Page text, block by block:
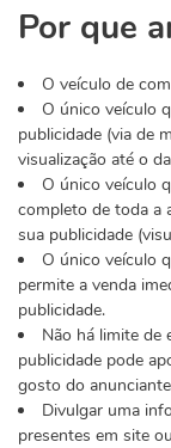
Por que
O veículo de
O único veículo
publicidade (via de
visualização até o
O único veículo
completo de toda a
sua publicidade
O único veículo
permite a venda
publicidade.
Não há limite de
publicidade pode
gosto do
Divulgar uma
presentes em site